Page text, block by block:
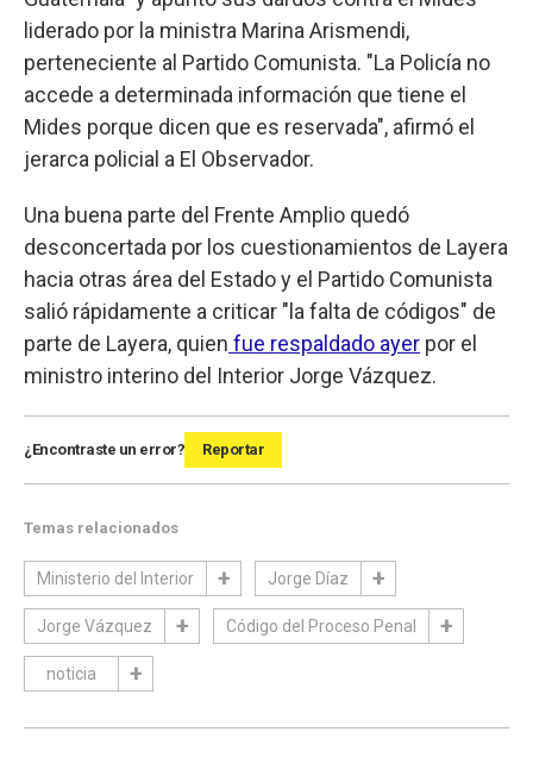
liderado por la ministra Marina Arismendi,
perteneciente al Partido Comunista. "La Policía no
accede a determinada información que tiene el
Mides porque dicen que es reservada", afirmó el
jerarca policial a El Observador.
Una buena parte del Frente Amplio quedó
desconcertada por los cuestionamientos de Layera
hacia otras área del Estado y el Partido Comunista
salió rápidamente a criticar "la falta de códigos" de
parte de Layera, quien fue respaldado ayer por el
ministro interino del Interior Jorge Vázquez.
¿Encontraste un error? Reportar
Temas relacionados
Ministerio del Interior Jorge Díaz
Jorge Vázquez Código del Proceso Penal
noticia